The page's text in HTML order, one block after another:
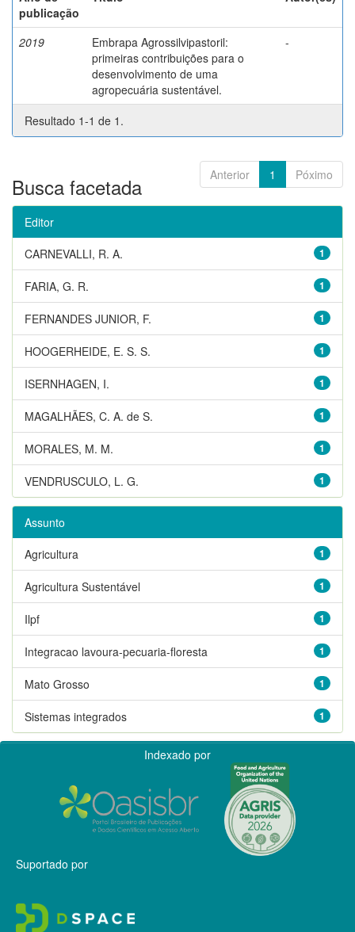
publicação
2019
Embrapa Agrossilvipastoril:
primeiras contribuições para o
desenvolvimento de uma
agropecuária sustentável.
-
Resultado 1-1 de 1.
Anterior 1 Póximo
Busca facetada
Editor
1
CARNEVALLI, R. A.
1
FARIA, G. R.
1
FERNANDES JUNIOR, F.
1
HOOGERHEIDE, E. S. S.
1
ISERNHAGEN, I.
1
MAGALHÃES, C. A. de S.
1
MORALES, M. M.
1
VENDRUSCULO, L. G.
Assunto
1
Agricultura
1
Agricultura Sustentável
1
Ilpf
1
Integracao lavoura-pecuaria-floresta
1
Mato Grosso
1
Sistemas integrados
Indexado por
Suportado por